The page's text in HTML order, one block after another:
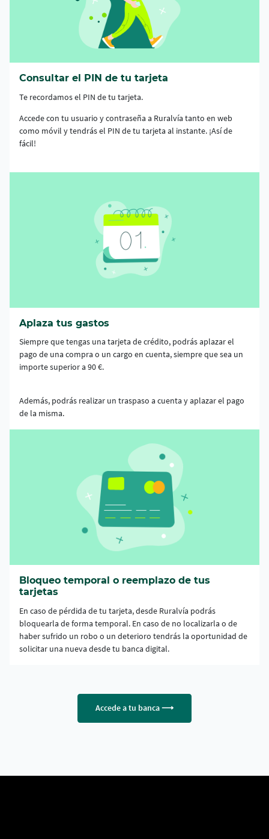
Consultar el PIN de tu tarjeta
Te recordamos el PIN de tu tarjeta.
Accede con tu usuario y contraseña a Ruralvía tanto en web
como móvil y tendrás el PIN de tu tarjeta al instante. ¡Así de
fácil!
Aplaza tus gastos
Siempre que tengas una tarjeta de crédito, podrás aplazar el
pago de una compra o un cargo en cuenta, siempre que sea un
importe superior a 90 €.
Además, podrás realizar un traspaso a cuenta y aplazar el pago
de la misma.
Bloqueo temporal o reemplazo de tus
tarjetas
En caso de pérdida de tu tarjeta, desde Ruralvía podrás
bloquearla de forma temporal. En caso de no localizarla o de
haber sufrido un robo o un deterioro tendrás la oportunidad de
solicitar una nueva desde tu banca digital.
Accede a tu banca